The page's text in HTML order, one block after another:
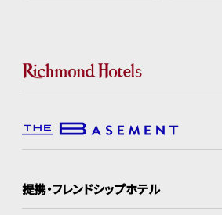
提携・フレンドシップホテル